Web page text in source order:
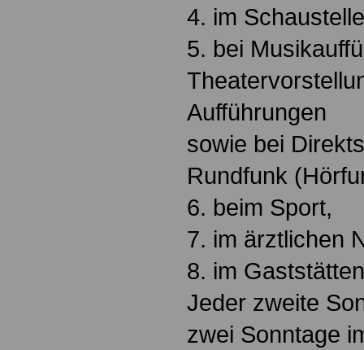
4. im
5. bei
Aufführungen
sowie bei
Rundfunk
6. beim Sport,
7. im ärztlichen
8. im
Jeder zweite
zwei Sonntage